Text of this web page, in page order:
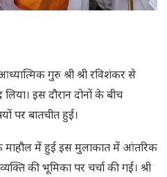
गुरु श्री श्री रविशंकर से
इस दौरान दोनों के बीच
पर बातचीत हुई।
में हुई इस मुलाकात में आंतरिक
की भूमिका पर चर्चा की गई। श्री